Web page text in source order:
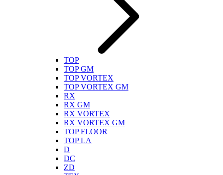
TOP
TOP GM
TOP VORTEX
TOP VORTEX GM
RX
RX GM
RX VORTEX
RX VORTEX GM
TOP FLOOR
TOP LA
D
DC
ZD